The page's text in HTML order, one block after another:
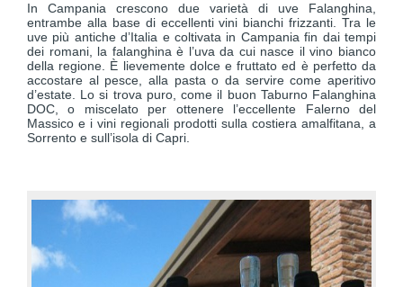
In Campania crescono due varietà di uve Falanghina,
entrambe alla base di eccellenti vini bianchi frizzanti. Tra le
uve più antiche d’Italia e coltivata in Campania fin dai tempi
dei romani, la falanghina è l’uva da cui nasce il vino bianco
della regione. È lievemente dolce e fruttato ed è perfetto da
accostare al pesce, alla pasta o da servire come aperitivo
d’estate. Lo si trova puro, come il buon Taburno Falanghina
DOC, o miscelato per ottenere l’eccellente Falerno del
Massico e i vini regionali prodotti sulla costiera amalfitana, a
Sorrento e sull’isola di Capri.